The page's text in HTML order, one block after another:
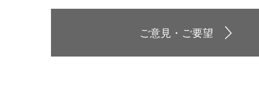
ご意見・ご要望